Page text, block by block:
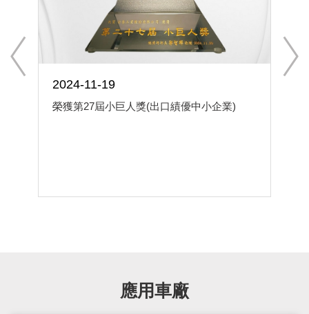
2024-11-19
榮獲第27屆小巨人獎(出口績優中小企業)
應用車廠